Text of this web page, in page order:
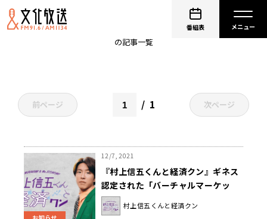
番組表
の記事一覧
前ページ 1 次ページ
12/7, 2021
『村上信五くんと経済クン』ギネス
認定された「バーチャルマーケッ
ト」に迫る！
村上信五くんと経済クン